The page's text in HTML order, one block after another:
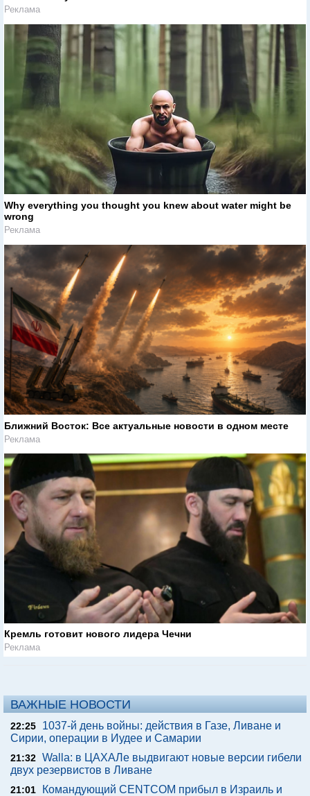
Реклама
Why everything you thought you knew about water might be
wrong
Реклама
Ближний Восток: Все актуальные новости в одном месте
Реклама
Кремль готовит нового лидера Чечни
Реклама
ВАЖНЫЕ НОВОСТИ
22:25
1037-й день войны: действия в Газе, Ливане и
Сирии, операции в Иудее и Самарии
21:32 Walla: в ЦАХАЛе выдвигают новые версии гибели
двух резервистов в Ливане
21:01
Командующий CENTCOM прибыл в Израиль и